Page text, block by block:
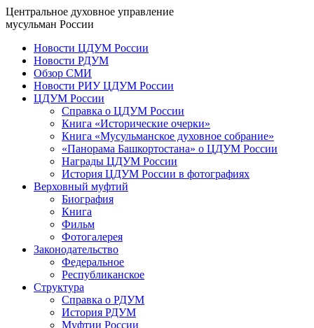
Центральное духовное управление
мусульман России
Новости ЦДУМ России
Новости РДУМ
Обзор СМИ
Новости РИУ ЦДУМ России
ЦДУМ России
Справка о ЦДУМ России
Книга «Исторические очерки»
Книга «Мусульманское духовное собрание»
«Панорама Башкортостана» о ЦДУМ России
Награды ЦДУМ России
История ЦДУМ России в фотографиях
Верховный муфтий
Биография
Книга
Фильм
Фотогалерея
Законодательство
Федеральное
Республиканское
Структура
Справка о РДУМ
История РДУМ
Муфтии России